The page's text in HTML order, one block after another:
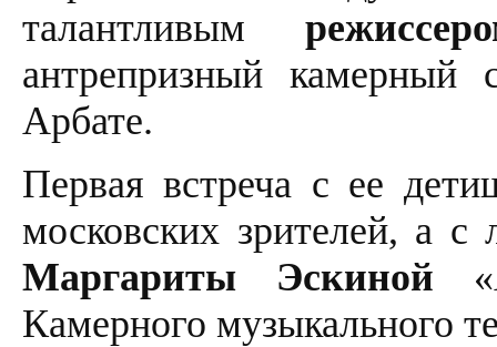
талантливым
антрепризный камерный
Арбате.
Первая встреча с ее
московских зрителей, а с
Маргариты Эскиной
Камерного музыкального